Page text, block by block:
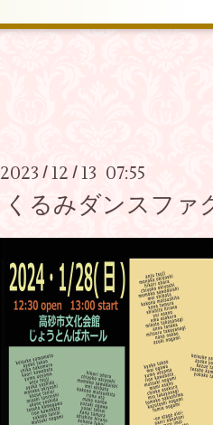
2023 / 12 / 13 07:55
くるみダンスファ